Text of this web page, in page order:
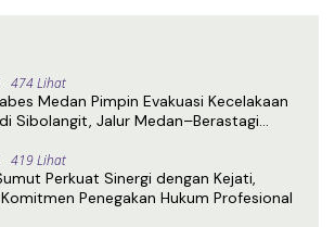
474 Lihat
Medan Pimpin Evakuasi Kecelakaan
Sibolangit, Jalur Medan–Berastagi
419 Lihat
Perkuat Sinergi dengan Kejati,
Penegakan Hukum Profesional